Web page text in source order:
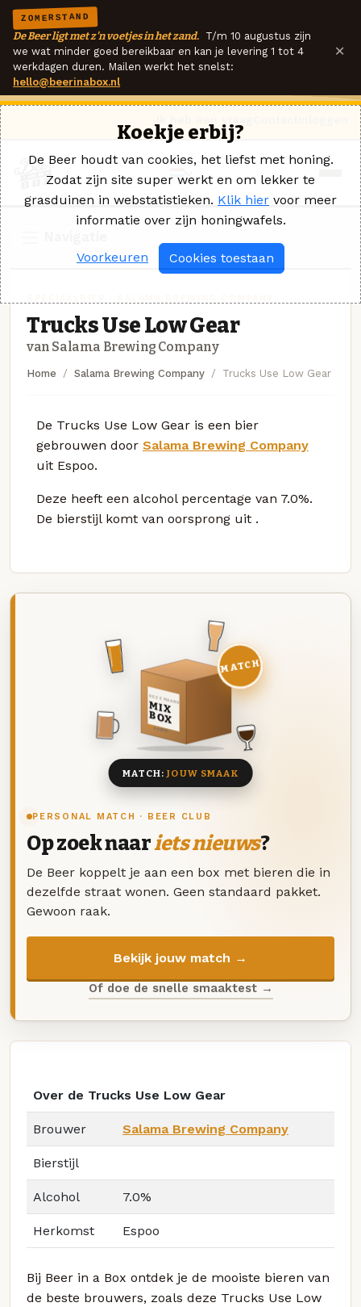
ZOMERSTAND
De Beer ligt met z'n voetjes in het zand. T/m 10 augustus zijn
we wat minder goed bereikbaar en kan je levering 1 tot 4
werkdagen duren. Mailen werkt het snelst:
hello@beerinabox.nl
×
Trucks Use Low Gear
van Salama Brewing Company
Home Salama Brewing Company Trucks Use Low Gear
De Trucks Use Low Gear is een bier
gebrouwen door Salama Brewing Company
uit Espoo.
Deze heeft een alcohol percentage van 7.0%.
De bierstijl komt van oorsprong uit .
PERSONAL MATCH · BEER CLUB
Op zoek naariets nieuws?
De Beer koppelt je aan een box met bieren die in
dezelfde straat wonen. Geen standaard pakket.
Gewoon raak.
Bekijk jouw match →
Of doe de snelle smaaktest →
DEZE MAAND
MIX
BOX
8 BIEREN
MATCH
MATCH:JOUW SMAAK
Over de Trucks Use Low Gear
Brouwer Salama Brewing Company
Bierstijl
Alcohol 7.0%
Herkomst Espoo
Bij Beer in a Box ontdek je de mooiste bieren van
de beste brouwers, zoals deze Trucks Use Low
Koekje erbij?
De Beer houdt van cookies, het liefst met honing.
Zodat zijn site super werkt en om lekker te
grasduinen in webstatistieken. Klik hier voor meer
informatie over zijn honingwafels.
Voorkeuren Cookies toestaan